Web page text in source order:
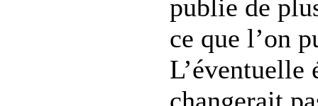
publie de
ce que l’on
L’éventuelle